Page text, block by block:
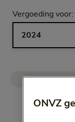
Selecteer
Vergoeding voor:
Bij het kiezen
ONVZ Vrije
ONVZ